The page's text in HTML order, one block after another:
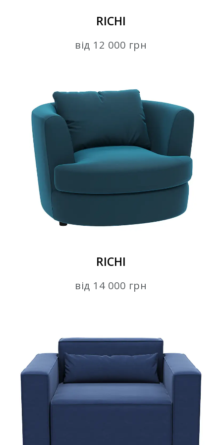
RICHI
від 12 000 грн
RICHI
від 14 000 грн